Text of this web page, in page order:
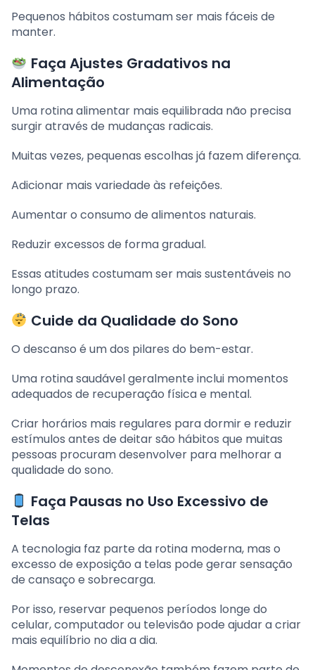
Pequenos hábitos costumam ser mais fáceis de
manter.
Faça Ajustes Gradativos na
Alimentação
Uma rotina alimentar mais equilibrada não precisa
surgir através de mudanças radicais.
Muitas vezes, pequenas escolhas já fazem diferença.
Adicionar mais variedade às refeições.
Aumentar o consumo de alimentos naturais.
Reduzir excessos de forma gradual.
Essas atitudes costumam ser mais sustentáveis no
longo prazo.
Cuide da Qualidade do Sono
O descanso é um dos pilares do bem-estar.
Uma rotina saudável geralmente inclui momentos
adequados de recuperação física e mental.
Criar horários mais regulares para dormir e reduzir
estímulos antes de deitar são hábitos que muitas
pessoas procuram desenvolver para melhorar a
qualidade do sono.
Faça Pausas no Uso Excessivo de
Telas
A tecnologia faz parte da rotina moderna, mas o
excesso de exposição a telas pode gerar sensação
de cansaço e sobrecarga.
Por isso, reservar pequenos períodos longe do
celular, computador ou televisão pode ajudar a criar
mais equilíbrio no dia a dia.